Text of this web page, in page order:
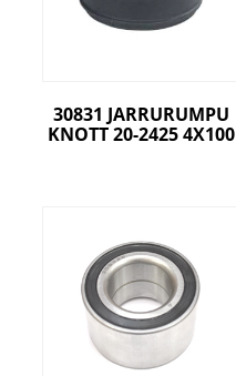
30831 JARRURUMPU
KNOTT 20-2425 4X100